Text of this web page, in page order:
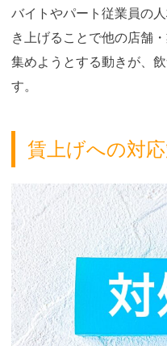
バイトやパート従業員の
き上げることで他の店舗
集めようとする動きが、
す。
賃上げへの対